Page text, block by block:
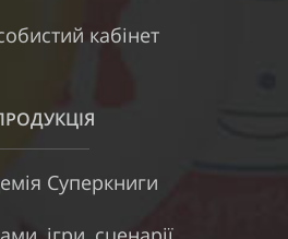
кабінет
Суперкниги